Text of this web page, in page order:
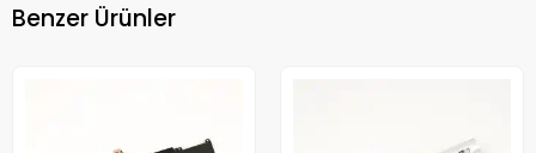
Benzer Ürünler